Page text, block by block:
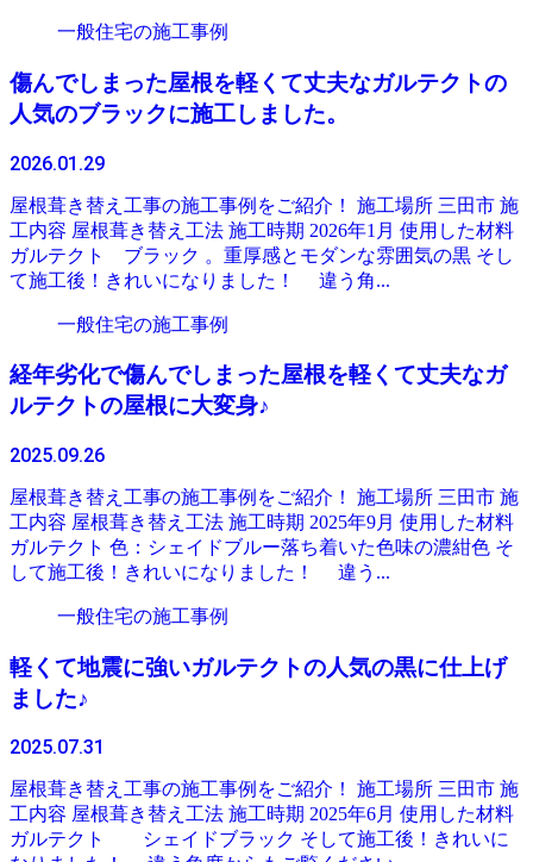
一般住宅の施工事例
傷んでしまった屋根を軽くて丈夫なガルテクトの
人気のブラックに施工しました。
2026.01.29
屋根葺き替え工事の施工事例をご紹介！ 施工場所 三田市 施
工内容 屋根葺き替え工法 施工時期 2026年1月 使用した材料
ガルテクト ブラック 。重厚感とモダンな雰囲気の黒 そし
て施工後！きれいになりました！ 違う角...
一般住宅の施工事例
経年劣化で傷んでしまった屋根を軽くて丈夫なガ
ルテクトの屋根に大変身♪
2025.09.26
屋根葺き替え工事の施工事例をご紹介！ 施工場所 三田市 施
工内容 屋根葺き替え工法 施工時期 2025年9月 使用した材料
ガルテクト 色：シェイドブルー落ち着いた色味の濃紺色 そ
して施工後！きれいになりました！ 違う...
一般住宅の施工事例
軽くて地震に強いガルテクトの人気の黒に仕上げ
ました♪
2025.07.31
屋根葺き替え工事の施工事例をご紹介！ 施工場所 三田市 施
工内容 屋根葺き替え工法 施工時期 2025年6月 使用した材料
ガルテクト シェイドブラック そして施工後！きれいに